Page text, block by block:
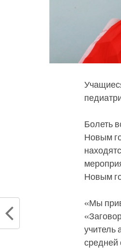
Болеть
Новым
Новым
«Мы
учитель